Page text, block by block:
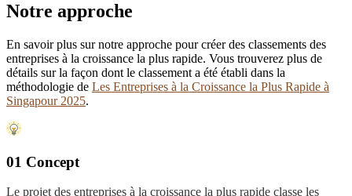
Notre approche
En savoir plus sur notre approche pour créer des classements des
entreprises à la croissance la plus rapide. Vous trouverez plus de
détails sur la façon dont le classement a été établi dans la
méthodologie de Les Entreprises à la Croissance la Plus Rapide à
Singapour 2025.
01 Concept
Le projet des entreprises à la croissance la plus rapide classe les